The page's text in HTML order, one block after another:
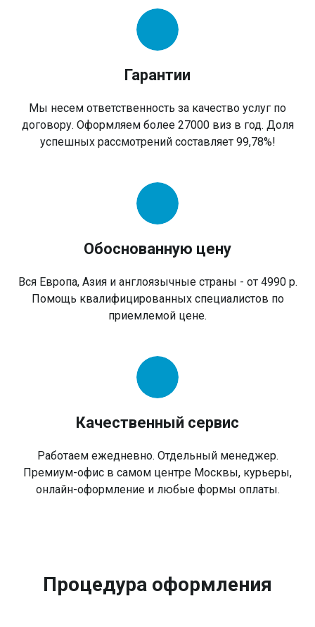
Гарантии
Мы несем ответственность за качество услуг по
договору. Оформляем более 27000 виз в год. Доля
успешных рассмотрений составляет 99,78%!
Обоснованную цену
Вся Европа, Азия и англоязычные страны - от 4990 р.
Помощь квалифицированных специалистов по
приемлемой цене.
Качественный сервис
Работаем ежедневно. Отдельный менеджер.
Премиум-офис в самом центре Москвы, курьеры,
онлайн-оформление и любые формы оплаты.
Процедура оформления